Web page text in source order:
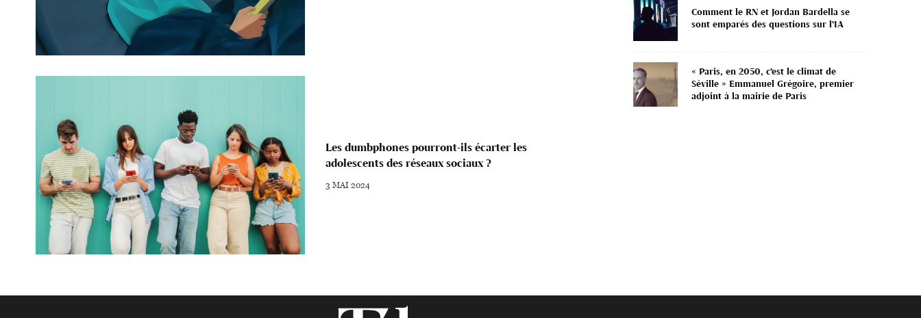
Les dumbphones pourront-ils écarter les
adolescents des réseaux sociaux ?
3 MAI 2024
Comment le RN et Jordan Bardella se
sont emparés des questions sur l’IA
« Paris, en 2050, c’est le climat de
Séville » Emmanuel Grégoire, premier
adjoint à la mairie de Paris